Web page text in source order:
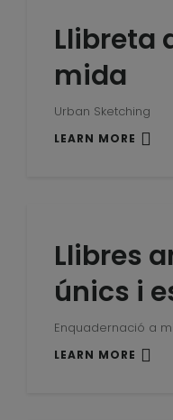
Llibreta
mida
Urban Sketching
LEARN MORE
Llibres
únics i
Enquadernació a
LEARN MORE